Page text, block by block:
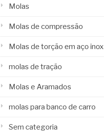
Molas
Molas de compressão
Molas de torção em aço inox
molas de tração
Molas e Aramados
molas para banco de carro
Sem categoria